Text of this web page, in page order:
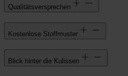
Qualitätsversprechen
Kostenlose Stoffmuster
Blick hinter die Kulissen